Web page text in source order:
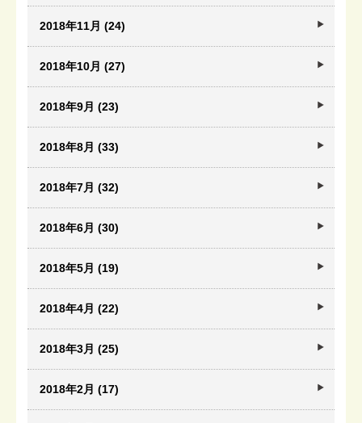
2018年11月 (24)
2018年10月 (27)
2018年9月 (23)
2018年8月 (33)
2018年7月 (32)
2018年6月 (30)
2018年5月 (19)
2018年4月 (22)
2018年3月 (25)
2018年2月 (17)